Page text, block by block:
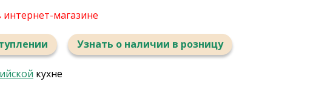
интернет-магазине
Узнать о наличии в розницу
кухне